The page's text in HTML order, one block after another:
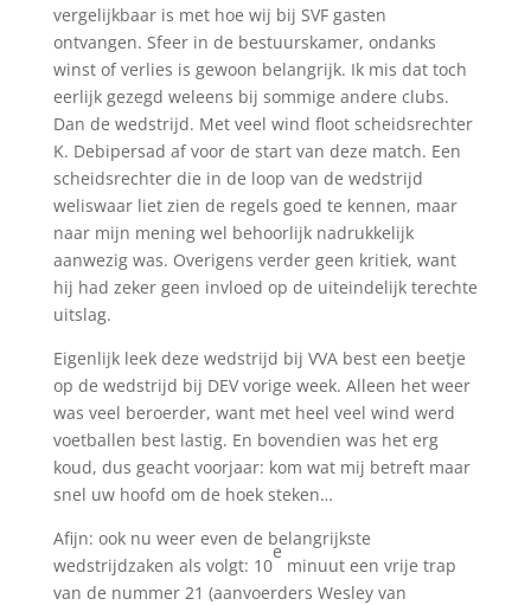
vergelijkbaar is met hoe wij bij SVF gasten
ontvangen. Sfeer in de bestuurskamer, ondanks
winst of verlies is gewoon belangrijk. Ik mis dat toch
eerlijk gezegd weleens bij sommige andere clubs.
Dan de wedstrijd. Met veel wind floot scheidsrechter
K. Debipersad af voor de start van deze match. Een
scheidsrechter die in de loop van de wedstrijd
weliswaar liet zien de regels goed te kennen, maar
naar mijn mening wel behoorlijk nadrukkelijk
aanwezig was. Overigens verder geen kritiek, want
hij had zeker geen invloed op de uiteindelijk terechte
uitslag.
Eigenlijk leek deze wedstrijd bij VVA best een beetje
op de wedstrijd bij DEV vorige week. Alleen het weer
was veel beroerder, want met heel veel wind werd
voetballen best lastig. En bovendien was het erg
koud, dus geacht voorjaar: kom wat mij betreft maar
snel uw hoofd om de hoek steken…
Afijn: ook nu weer even de belangrijkste
wedstrijdzaken als volgt: 10
e
minuut een vrije trap
van de nummer 21 (aanvoerders Wesley van